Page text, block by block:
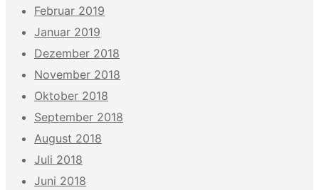
Februar 2019
Januar 2019
Dezember 2018
November 2018
Oktober 2018
September 2018
August 2018
Juli 2018
Juni 2018